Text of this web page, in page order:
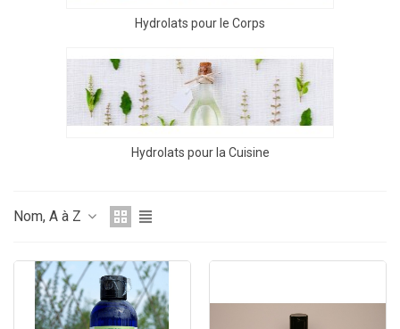
Hydrolats pour le Corps
Hydrolats pour la Cuisine
Nom, A à Z